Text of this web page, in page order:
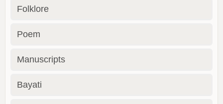
Folklore
Poem
Manuscripts
Bayati